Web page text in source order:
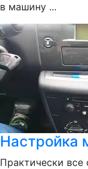
в машину ...
Настройка
Практически